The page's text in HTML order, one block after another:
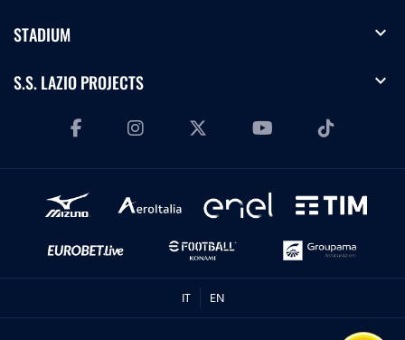
STADIUM expand_more
S.S. LAZIO PROJECTS expand_more
IT EN